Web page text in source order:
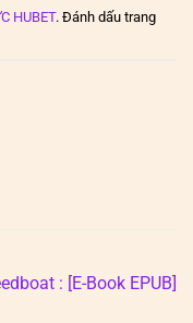
HUBET. Đánh dấu trang
: [E-Book EPUB]